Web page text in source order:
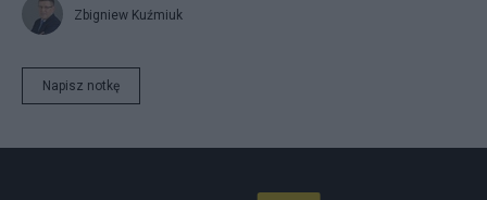
Zbigniew Kuźmiuk
Napisz notkę